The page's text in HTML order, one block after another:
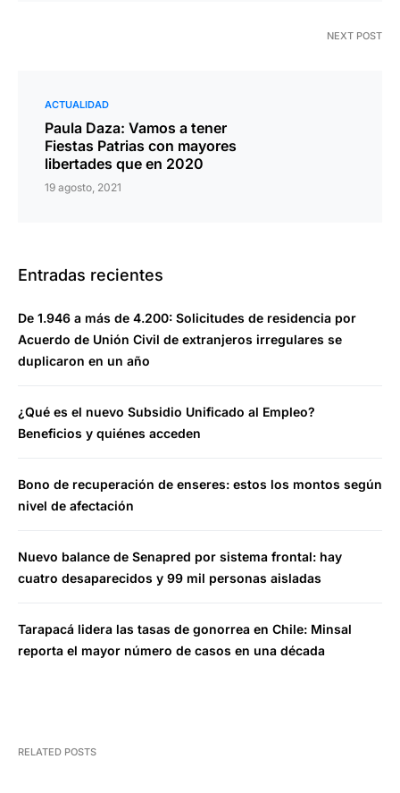
NEXT POST
ACTUALIDAD
Paula Daza: Vamos a tener
Fiestas Patrias con mayores
libertades que en 2020
19 agosto, 2021
Entradas recientes
De 1.946 a más de 4.200: Solicitudes de residencia por
Acuerdo de Unión Civil de extranjeros irregulares se
duplicaron en un año
¿Qué es el nuevo Subsidio Unificado al Empleo?
Beneficios y quiénes acceden
Bono de recuperación de enseres: estos los montos según
nivel de afectación
Nuevo balance de Senapred por sistema frontal: hay
cuatro desaparecidos y 99 mil personas aisladas
Tarapacá lidera las tasas de gonorrea en Chile: Minsal
reporta el mayor número de casos en una década
RELATED POSTS